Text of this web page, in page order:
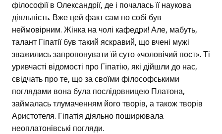
філософії в Олександрії, де і почалась її наукова
діяльність. Вже цей факт сам по собі був
неймовірним. Жінка на чолі кафедри! Але, мабуть,
талант Гіпатії був такий яскравий, що вчені мужі
зважились запропонувати їй суто «чоловічий пост». Ті
уривчасті відомості про Гіпатію, які дійшли до нас,
свідчать про те, що за своїми філософськими
поглядами вона була послідовницею Платона,
займалась тлумаченням його творів, а також творів
Аристотеля. Гіпатія діяльно поширювала
неоплатонівські погляди.